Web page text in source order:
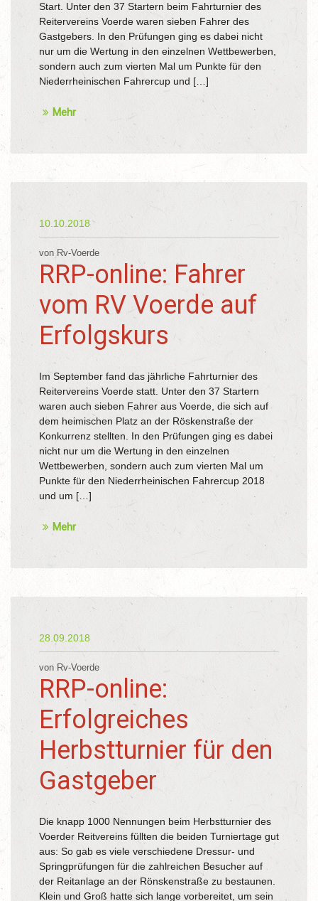
Start. Unter den 37 Startern beim Fahrturnier des
Reitervereins Voerde waren sieben Fahrer des
Gastgebers. In den Prüfungen ging es dabei nicht
nur um die Wertung in den einzelnen Wettbewerben,
sondern auch zum vierten Mal um Punkte für den
Niederrheinischen Fahrercup und […]
Mehr
10.10.2018
von Rv-Voerde
RRP-online: Fahrer
vom RV Voerde auf
Erfolgskurs
Im September fand das jährliche Fahrturnier des
Reitervereins Voerde statt. Unter den 37 Startern
waren auch sieben Fahrer aus Voerde, die sich auf
dem heimischen Platz an der Röskenstraße der
Konkurrenz stellten. In den Prüfungen ging es dabei
nicht nur um die Wertung in den einzelnen
Wettbewerben, sondern auch zum vierten Mal um
Punkte für den Niederrheinischen Fahrercup 2018
und um […]
Mehr
28.09.2018
von Rv-Voerde
RRP-online:
Erfolgreiches
Herbstturnier für den
Gastgeber
Die knapp 1000 Nennungen beim Herbstturnier des
Voerder Reitvereins füllten die beiden Turniertage gut
aus: So gab es viele verschiedene Dressur- und
Springprüfungen für die zahlreichen Besucher auf
der Reitanlage an der Rönskenstraße zu bestaunen.
Klein und Groß hatte sich lange vorbereitet, um sein